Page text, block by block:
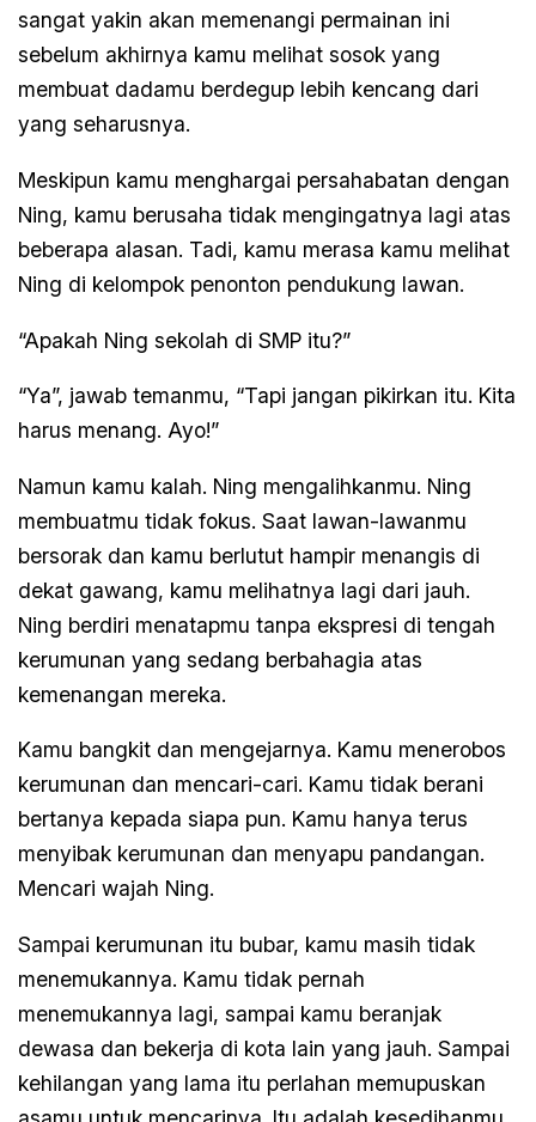
sangat yakin akan memenangi permainan ini
sebelum akhirnya kamu melihat sosok yang
membuat dadamu berdegup lebih kencang dari
yang seharusnya.
Meskipun kamu menghargai persahabatan dengan
Ning, kamu berusaha tidak mengingatnya lagi atas
beberapa alasan. Tadi, kamu merasa kamu melihat
Ning di kelompok penonton pendukung lawan.
“Apakah Ning sekolah di SMP itu?”
“Ya”, jawab temanmu, “Tapi jangan pikirkan itu. Kita
harus menang. Ayo!”
Namun kamu kalah. Ning mengalihkanmu. Ning
membuatmu tidak fokus. Saat lawan-lawanmu
bersorak dan kamu berlutut hampir menangis di
dekat gawang, kamu melihatnya lagi dari jauh.
Ning berdiri menatapmu tanpa ekspresi di tengah
kerumunan yang sedang berbahagia atas
kemenangan mereka.
Kamu bangkit dan mengejarnya. Kamu menerobos
kerumunan dan mencari-cari. Kamu tidak berani
bertanya kepada siapa pun. Kamu hanya terus
menyibak kerumunan dan menyapu pandangan.
Mencari wajah Ning.
Sampai kerumunan itu bubar, kamu masih tidak
menemukannya. Kamu tidak pernah
menemukannya lagi, sampai kamu beranjak
dewasa dan bekerja di kota lain yang jauh. Sampai
kehilangan yang lama itu perlahan memupuskan